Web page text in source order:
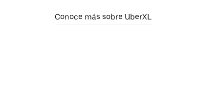
Conoce más sobre UberXL